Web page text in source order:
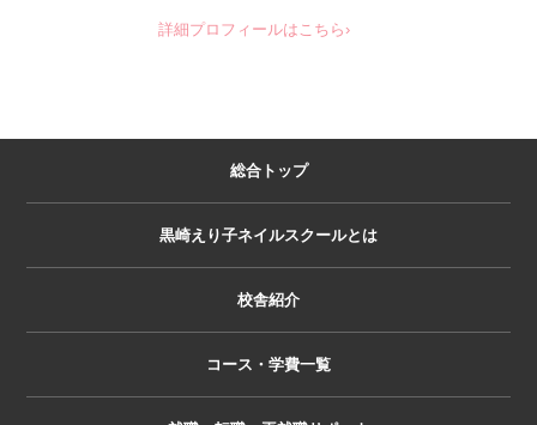
詳細プロフィールはこちら›
総合トップ
黒崎えり子ネイルスクールとは
校舎紹介
コース・学費一覧